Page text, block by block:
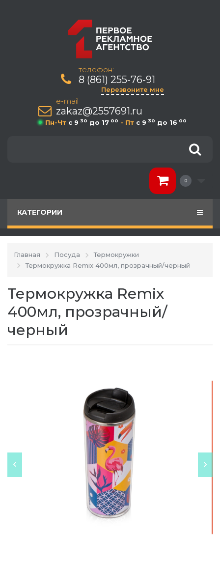
телефон:
8 (861) 255-76-91
Перезвоните мне
e-mail
zakaz@2557691.ru
Пн-Чт c 9 30 до 17 00 - Пт c 9 30 до 16 00
0
КАТЕГОРИИ
Главная Посуда
Термокружки
Термокружка Remix 400мл, прозрачный/черный
Термокружка Remix
400мл, прозрачный/
черный